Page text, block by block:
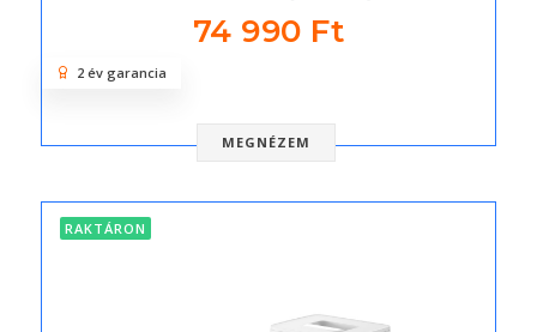
74 990 Ft
MEGNÉZEM
2 év garancia
RAKTÁRON